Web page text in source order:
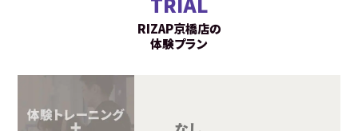
RIZAP京橋店の
体験プラン